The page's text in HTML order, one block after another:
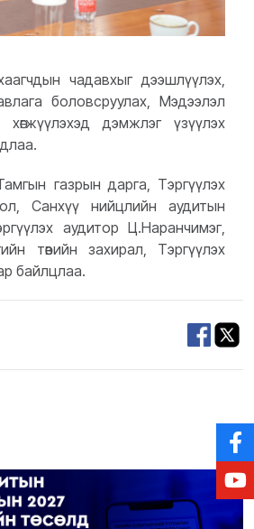
чадавхыг дээшлүүлэх,
боловсруулах, Мэдээлэл
хөгжүүлэхэд дэмжлэг үзүүлэх
газрын дарга, Тэргүүлэх
Санхүү нийцлийн аудитын
аудитор Ц.Наранчимэг,
төвийн захирал, Тэргүүлэх
байлцлаа.